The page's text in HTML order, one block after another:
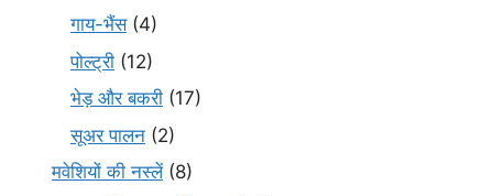
गाय-भैंस(4)
पोल्ट्री (12)
भेड़ और बकरी (17)
सूअर पालन (2)
मवेशियों की नस्लें(8)